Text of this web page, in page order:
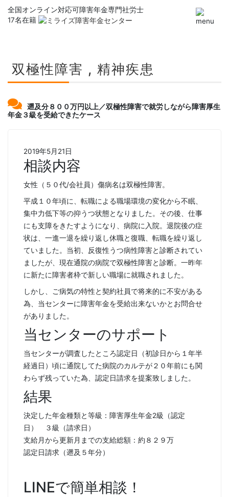
全国オンライン対応可障害年金専門社労士
17名在籍
双極性障害 , 精神疾患
遡及分８００万円以上／双極性障害で就労しながら障害厚生
年金３級を受給できたケース
2019年5月21日
相談内容
女性（５０代/会社員）傷病名は双極性障害。
平成１０年頃に、転職による職場環境の変化から不眠、
集中力低下等の抑うつ状態となりました。その後、仕事
にも支障をきたすようになり、病院に入院。退院後の症
状は、一進一退を繰り返し休職と復職、転職を繰り返し
ていました。当初、反復性うつ病性障害と診断されてい
ましたが、現在通院の病院で双極性障害と診断。一昨年
に新たに障害者枠で新しい職場に就職されました。
しかし、ご病気の特性と契約社員で将来的に不安がある
為、当センターに障害年金を受給出来ないかとお問合せ
がありました。
当センターのサポート
当センターが調査したところ認定日（初診日から１年半
経過日）頃に通院してた病院のカルテが２０年前にも関
わらず残っていた為、認定日請求を提案致しました。
結果
決定した年金種類と等級：障害厚生年金2級（認定
日） ３級（請求日）
支給月から更新月までの支給総額：約８２９万
認定日請求（遡及５年分）
LINEで簡単相談！